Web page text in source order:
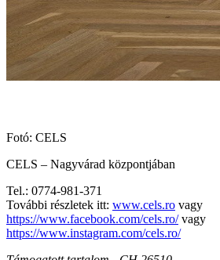
Fotó: CELS
CELS – Nagyvárad központjában
Tel.: 0774-981-371
További részletek itt: www.cels.ro vagy
https://www.facebook.com/cels.ro/vagy
https://www.instagram.com/cels.ro/